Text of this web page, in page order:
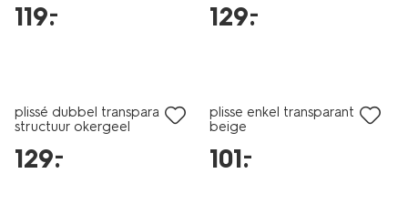
119.
– 129.
–
plissé dubbel transparant
structuur okergeel
129.
–
plisse enkel transparant uni
beige
101.
–